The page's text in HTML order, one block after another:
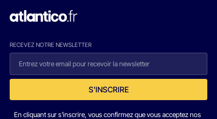
RECEVEZ NOTRE NEWSLETTER
S'INSCRIRE
En cliquant sur s'inscrire, vous confirmez que vous acceptez nos